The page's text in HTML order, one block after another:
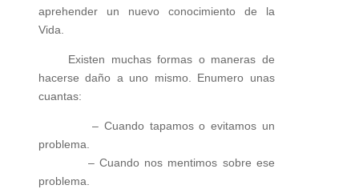
aprehender un nuevo conocimiento de la
Vida.
Existen muchas formas o maneras de
hacerse daño a uno mismo. Enumero unas
cuantas:
– Cuando tapamos o evitamos un
problema.
– Cuando nos mentimos sobre ese
problema.